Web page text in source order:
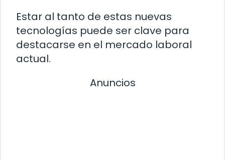
Estar al tanto de estas nuevas
tecnologías puede ser clave para
destacarse en el mercado laboral
actual.
Anuncios